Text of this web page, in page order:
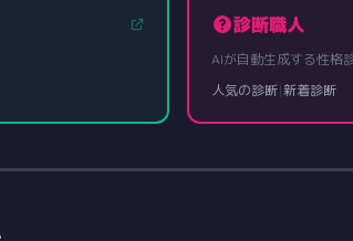
診断職人
AIが自動生成する性格
人気の診断|新着診断